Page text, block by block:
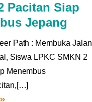
Pacitan Siap
Jepang
Path : Membuka Jalan
Siswa LPKC SMKN 2
Menembus